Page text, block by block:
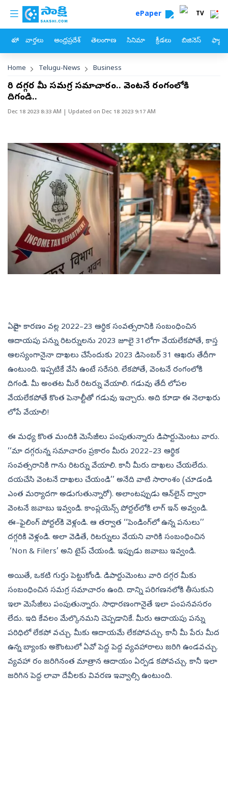
Skip to main content
custom menu ePaper TV
హోం వార్తలు ఆంధ్రప్రదేశ్ తెలంగాణ సినిమా క్రీడలు బిజినెస్
Breadcrumb
Home Telugu-News Business
వారి దగ్గర మీ సమగ్ర సమాచారం.. వెంటనే రంగంలోకి
దిగండి..
Dec 18 2023 8:33 AM | Updated on Dec 18 2023 9:17 AM
ఏదైనా కారణం వల్ల 2022–23 ఆర్థిక సంవత్సరానికి సంబంధించిన
ఆదాయపు పన్ను రిటర్నులను 2023 జూలై 31లోగా వేయలేకపోతే, కాస్త
ఆలస్యంగానైనా దాఖలు చేసేందుకు 2023 డిసెంబర్‌ 31 ఆఖరు తేదీగా
ఉంటుంది. ఇప్పటికే వేసి ఉంటే సరేసరి. లేకపోతే, వెంటనే రంగంలోకి
దిగండి. మీ అంతట మీరే రిటర్ను వేయాలి. గడువు తేదీ లోపల
వేయలేకపోతే కొంత పెనాల్టీతో గడువు ఇచ్చారు. అది కూడా ఈ నెలాఖరు
లోపే వేయాలి!
ఈ మధ్య కొంత మందికి మెసేజీలు పంపుతున్నారు డిపార్టుమెంటు వారు.
‘‘మా దగ్గరున్న సమాచారం ప్రకారం మీరు 2022–23 ఆర్థిక
సంవత్సరానికి గాను రిటర్ను వేయాలి. కానీ మీరు దాఖలు చేయలేదు.
దయచేసి వెంటనే దాఖలు చేయండి’’ అనేది వాటి సారాంశం (చూడండి
ఎంత మర్యాదగా అడుగుతున్నారో). అలాంటప్పుడు ఆన్‌లైన్‌ ద్వారా
వెంటనే జవాబు ఇవ్వండి. కాంప్లయెన్స్‌ పోర్టల్‌లోకి లాగ్‌ ఇన్‌ అవ్వండి.
ఈ–ఫైలింగ్‌ పోర్టల్‌కి వెళ్లండి. ఆ తర్వాత ‘‘పెండింగ్‌లో ఉన్న పనులు’’
దగ్గరికి వెళ్లండి. అలా వెడితే, రిటర్నులు వేయని వారికి సంబంధించిన
‘Non & Filers’ అని టైప్‌ చేయండి. ఇప్పుడు జవాబు ఇవ్వండి.
అయితే, ఒకటి గుర్తు పెట్టుకోండి. డిపార్టుమెంటు వారి దగ్గర మీకు
సంబంధించిన సమగ్ర సమాచారం ఉంది. దాన్ని పరిగణనలోకి తీసుకుని
ఇలా మెసేజీలు పంపుతున్నారు. సాధారణంగానైతే ఇలా పంపనవసరం
లేదు. ఇది కేవలం మేల్కొనమని చెప్పడానికే. మీరు ఆదాయపు పన్ను
పరిధిలో లేకపో వచ్చు. మీకు ఆదాయమే లేకపోవచ్చు. కానీ మీ పేరు మీద
ఉన్న బ్యాంకు అకౌంటులో ఏవో పెద్ద పెద్ద వ్యవహారాలు జరిగి ఉండవచ్చు.
వ్యవహా రం జరిగినంత మాత్రాన ఆదాయం ఏర్పడ కపోవచ్చు. కానీ ఇలా
జరిగిన పెద్ద లావా దేవీలకు వివరణ ఇవ్వాల్సి ఉంటుంది.